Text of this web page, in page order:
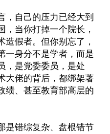
，自己的压力已经大到
，当你打掉一个院长，
造假者。但你别忘了，
一身分不是学者，而是
，是党委委员，是处
大佬的背后，都绑架著
绩、甚至教育部高层的
是错综复杂、盘根错节